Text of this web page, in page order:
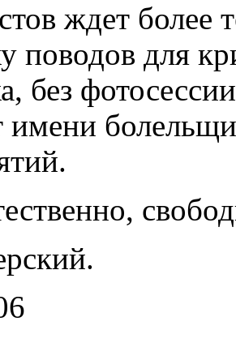
ждет более
поводов для
без
имени